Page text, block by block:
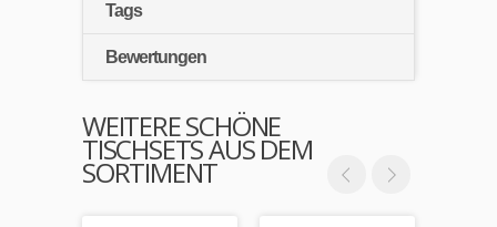
Tags
Bewertungen
WEITERE SCHÖNE
TISCHSETS AUS DEM
SORTIMENT